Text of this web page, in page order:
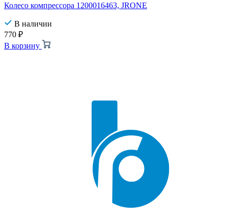
Колесо компрессора 1200016463, JRONE
В наличии
770 ₽
В корзину